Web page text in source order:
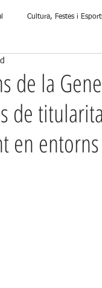
Cultura, Festes i
de la
de
en